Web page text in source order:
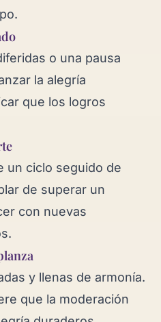
o una pausa
la alegría
que los logros
un ciclo seguido de
de superar un
con nuevas
y llenas de armonía.
que la moderación